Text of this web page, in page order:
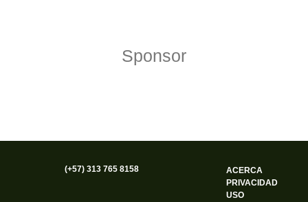
Sponsor
(+57) 313 765 8158
ACERCA
PRIVACIDAD
USO